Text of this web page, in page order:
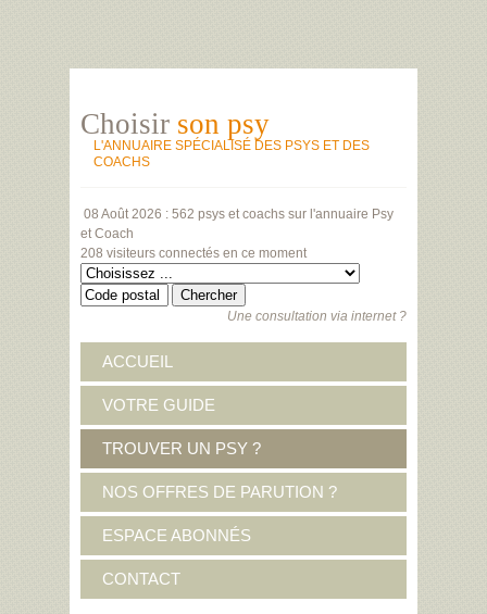
Choisir son psy
L'ANNUAIRE SPÉCIALISÉ DES PSYS ET DES
COACHS
08 Août 2026 : 562 psys et coachs sur l'annuaire Psy
et Coach
208 visiteurs connectés en ce moment
Une consultation via internet ?
ACCUEIL
VOTRE GUIDE
TROUVER UN PSY ?
NOS OFFRES DE PARUTION ?
ESPACE ABONNÉS
CONTACT